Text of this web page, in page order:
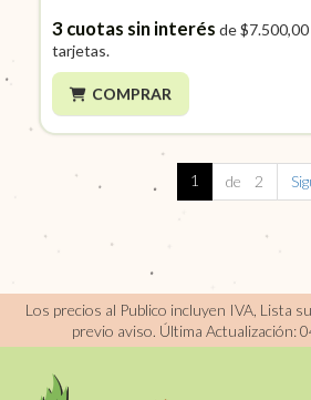
3cuotas sin interés de$7.500,00
tarjetas.
COMPRAR
1 de 2
Los precios al Publico incluyen IVA, Lista
previo aviso. Última Actualización: